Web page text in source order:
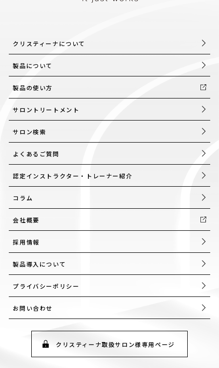
クリスティーナについて
製品について
製品の使い方
サロントリートメント
サロン検索
よくあるご質問
認定インストラクター・トレーナー紹介
コラム
会社概要
採用情報
製品導入について
プライバシーポリシー
お問い合わせ
クリスティーナ取扱サロン様専用ページ